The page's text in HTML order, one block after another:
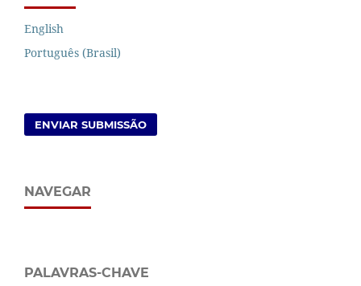
English
Português (Brasil)
ENVIAR SUBMISSÃO
NAVEGAR
PALAVRAS-CHAVE